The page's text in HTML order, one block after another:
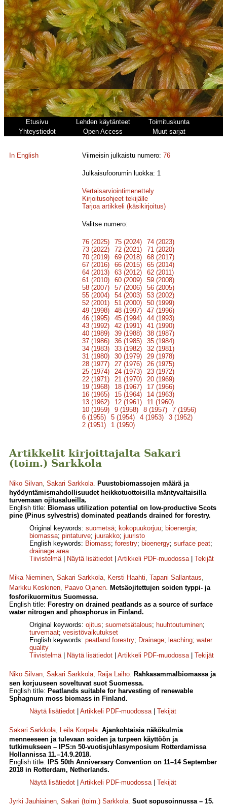
Etusivu Lehden käytänteet
Toimituskunta
Yhteystiedot
Open Access Muut sarjat
In English Viimeisin julkaistu numero:76
Julkaisufoorumin luokka: 1
Vertaisarviointimenettely
Kirjoitusohjeet tekijälle
Tarjoa artikkeli (käsikirjoitus)
Valitse numero:
76 (2025) 75 (2024)
74 (2023)
73 (2022)
72 (2021)
71 (2020)
70 (2019)
69 (2018)
68 (2017)
67 (2016)
66 (2015)
65 (2014)
64 (2013)
63 (2012)
62 (2011)
61 (2010)
60 (2009)
59 (2008)
58 (2007)
57 (2006)
56 (2005)
55 (2004)
54 (2003)
53 (2002)
52 (2001)
51 (2000)
50 (1999)
49 (1998)
48 (1997)
47 (1996)
46 (1995)
45 (1994)
44 (1993)
43 (1992)
42 (1991)
41 (1990)
40 (1989)
39 (1988)
38 (1987)
37 (1986)
36 (1985)
35 (1984)
34 (1983)
33 (1982)
32 (1981)
31 (1980)
30 (1979)
29 (1978)
28 (1977)
27 (1976)
26 (1975)
25 (1974)
24 (1973)
23 (1972)
22 (1971)
21 (1970)
20 (1969)
19 (1968)
18 (1967)
17 (1966)
16 (1965)
15 (1964)
14 (1963)
13 (1962)
12 (1961)
11 (1960)
10 (1959)
9 (1958) 8 (1957)
7 (1956)
6 (1955)
5 (1954) 4 (1953)
3 (1952)
2 (1951)
1 (1950)
Artikkelit kirjoittajalta Sakari
(toim.) Sarkkola
Niko Silvan, Sakari Sarkkola. Puustobiomassojen määrä ja
hyödyntämismahdollisuudet heikkotuottoisilla mäntyvaltaisilla
turvemaan ojitusalueilla.
English title: Biomass utilization potential on low-productive Scots
pine (Pinus sylvestris) dominated peatlands drained for forestry.
Original keywords: suometsä; kokopuukorjuu; bioenergia;
biomassa; pintaturve; juurakko; juuristo
English keywords: Biomass; forestry; bioenergy; surface peat;
drainage area
Tiivistelmä| Näytä lisätiedot Artikkeli PDF-muodossa| Tekijät
Mika Nieminen, Sakari Sarkkola, Kersti Haahti, Tapani Sallantaus,
Markku Koskinen, Paavo Ojanen. Metsäojitettujen soiden typpi- ja
fosforikuormitus Suomessa.
English title: Forestry on drained peatlands as a source of surface
water nitrogen and phosphorus in Finland.
Original keywords: ojitus; suometsätalous; huuhtoutuminen;
turvemaat; vesistövaikutukset
English keywords: peatland forestry; Drainage; leaching; water
quality
Tiivistelmä| Näytä lisätiedot Artikkeli PDF-muodossa| Tekijät
Niko Silvan, Sakari Sarkkola, Raija Laiho. Rahkasammalbiomassa ja
sen korjuuseen soveltuvat suot Suomessa.
English title: Peatlands suitable for harvesting of renewable
Sphagnum moss biomass in Finland.
Näytä lisätiedot
Artikkeli PDF-muodossa| Tekijät
Sakari Sarkkola, Leila Korpela. Ajankohtaisia näkökulmia
menneeseen ja tulevaan soiden ja turpeen käyttöön ja
tutkimukseen – IPS:n 50-vuotisjuhlasymposium Rotterdamissa
Hollannissa 11.–14.9.2018.
English title:
IPS 50th Anniversary Convention on 11–14 September
2018 in Rotterdam, Netherlands.
Näytä lisätiedot
Artikkeli PDF-muodossa| Tekijät
Jyrki Jauhiainen, Sakari (toim.) Sarkkola. Suot sopusoinnussa – 15.